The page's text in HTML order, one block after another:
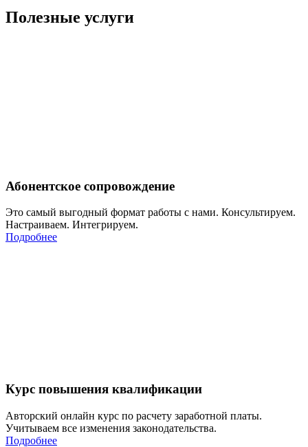
Полезные услуги
Абонентское сопровождение
Это самый выгодный формат работы с нами. Консультируем.
Настраиваем. Интегрируем.
Подробнее
Курс повышения квалификации
Авторский онлайн курс по расчету заработной платы.
Учитываем все изменения законодательства.
Подробнее